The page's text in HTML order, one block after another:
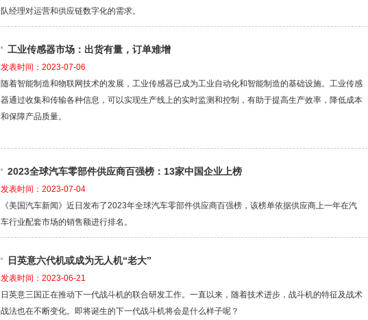
队经理对运营和供应链数字化的需求。
工业传感器市场：出货有量，订单难增
发表时间：2023-07-06
随着智能制造和物联网技术的发展，工业传感器已成为工业自动化和智能制造的基础设施。工业传感
器通过收集和传输各种信息，可以实现生产线上的实时监测和控制，有助于提高生产效率，降低成本
和保障产品质量。
2023全球汽车零部件供应商百强榜：13家中国企业上榜
发表时间：2023-07-04
《美国汽车新闻》近日发布了2023年全球汽车零部件供应商百强榜，该榜单依据供应商上一年在汽
车行业配套市场的销售额进行排名。
日英意六代机或成为无人机“老大”
发表时间：2023-06-21
日英意三国正在推动下一代战斗机的联合研发工作。一直以来，随着技术进步，战斗机的特征及战术
战法也在不断变化。即将诞生的下一代战斗机将会是什么样子呢？